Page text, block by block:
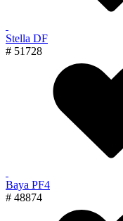
Stella DF
# 51728
Baya PF4
# 48874